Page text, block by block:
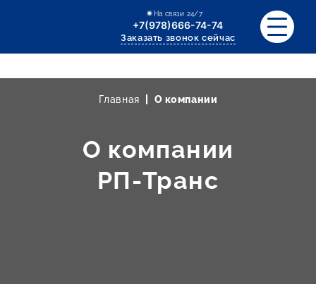
На связи 24/7
+7(978)666-74-74
Заказать звонок сейчас
Главная О компании
О компании
РП-Транс